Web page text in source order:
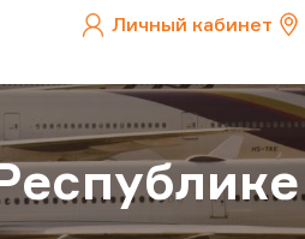
Личный кабинет